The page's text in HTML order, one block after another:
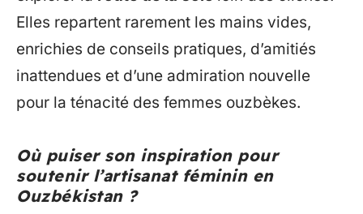
Elles repartent rarement les mains vides,
enrichies de conseils pratiques, d’amitiés
inattendues et d’une admiration nouvelle
pour la ténacité des femmes ouzbèkes.
Où puiser son inspiration pour
soutenir l’artisanat féminin en
Ouzbékistan ?